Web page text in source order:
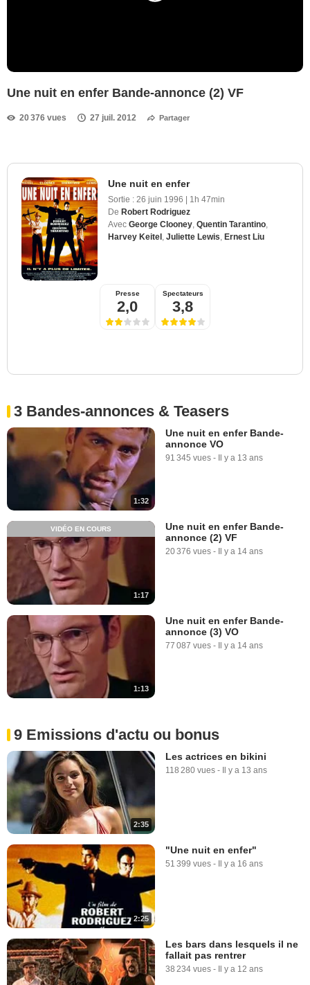
Une nuit en enfer Bande-annonce (2) VF
20 376 vues 27 juil. 2012 Partager
Une nuit en enfer
Sortie : 26 juin 1996 | 1h 47min
De Robert Rodriguez
Avec George Clooney Quentin Tarantino
Harvey Keitel Juliette Lewis Ernest Liu
Presse
2,0
Spectateurs
3,8
3 Bandes-annonces & Teasers
1:32
Une nuit en enfer Bande-
annonce VO
91 345 vues - Il y a 13 ans
1:17
VIDÉO EN COURS
Une nuit en enfer Bande-
annonce (2) VF
20 376 vues - Il y a 14 ans
1:13
Une nuit en enfer Bande-
annonce (3) VO
77 087 vues - Il y a 14 ans
9 Emissions d'actu ou bonus
2:35
Les actrices en bikini
118 280 vues - Il y a 13 ans
2:25
"Une nuit en enfer"
51 399 vues - Il y a 16 ans
Les bars dans lesquels il ne
fallait pas rentrer
38 234 vues - Il y a 12 ans